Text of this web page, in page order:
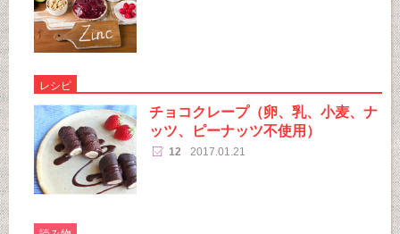
レシピ
チョコクレープ（卵、乳、小麦、ナ
ッツ、ピーナッツ不使用）
12 2017.01.21